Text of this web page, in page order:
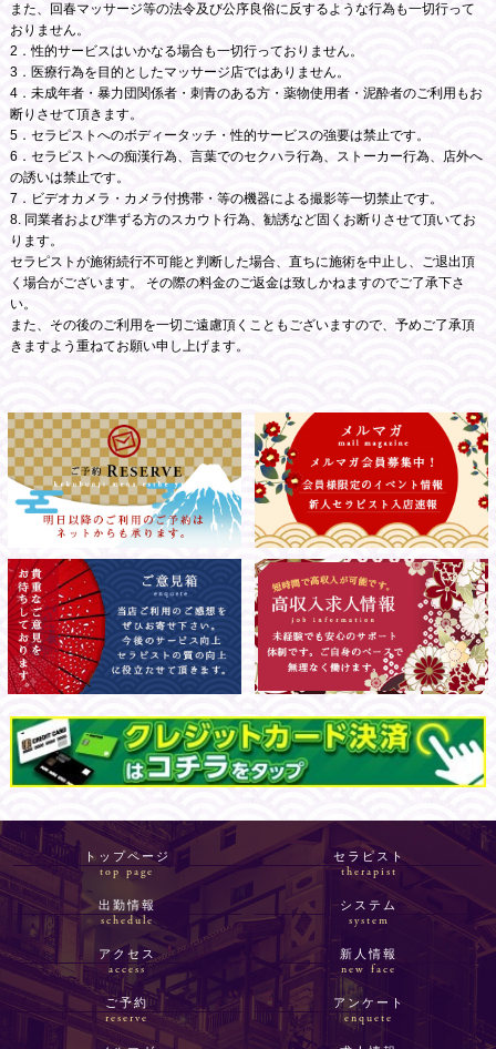
また、回春マッサージ等の法令及び公序良俗に反するような行為も一切行って
おりません。
2．性的サービスはいかなる場合も一切行っておりません。
3．医療行為を目的としたマッサージ店ではありません。
4．未成年者・暴力団関係者・刺青のある方・薬物使用者・泥酔者のご利用もお
断りさせて頂きます。
5．セラピストへのボディータッチ・性的サービスの強要は禁止です。
6．セラピストへの痴漢行為、言葉でのセクハラ行為、ストーカー行為、店外へ
の誘いは禁止です。
7．ビデオカメラ・カメラ付携帯・等の機器による撮影等一切禁止です。
8. 同業者および準ずる方のスカウト行為、勧誘など固くお断りさせて頂いてお
ります。
セラピストが施術続行不可能と判断した場合、直ちに施術を中止し、ご退出頂
く場合がございます。 その際の料金のご返金は致しかねますのでご了承下さ
い。
また、その後のご利用を一切ご遠慮頂くこともございますので、予めご了承頂
きますよう重ねてお願い申し上げます。
トップページ
top page
セラピスト
therapist
出勤情報
schedule
システム
system
アクセス
access
新人情報
new face
ご予約
reserve
アンケート
enquete